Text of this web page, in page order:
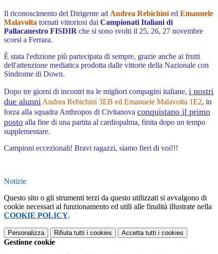
Il riconoscimento del Dirigente ad Andrea Rebichini ed Emanuele
Malavolta tornati vittoriosi dai Campionati Italiani di
Pallacanestro FISDIR che si sono svolti il 25, 26, 27 novembre
scorsi a Ferrara.
È stata l'edizione più partecipata di sempre, grazie anche ai frutti
dell'attenzione mediatica prodotta dalle vittorie della Nazionale con
Sindrome di Down.
Dopo tre giorni di incontri tra le migliori compagini italiane, i nostri
due alunni Andrea Rebichini 3EB ed Emanuele Malavolta 1E2, in
forza alla squadra Anthropos di Civitanova conquistano il primo
posto alla fine di una partita al cardiopalma, finita dopo un tempo
supplementare.
Campioni eccezionali! Bravi ragazzi, siamo fieri di voi!!!
Notizie
Questo sito o gli strumenti terzi da questo utilizzati si avvalgono di
cookie necessari al funzionamento ed utili alle finalità illustrate nella
COOKIE POLICY.
Personalizza Rifiuta tutti i cookies Accetta tutti i cookies
Gestione cookie